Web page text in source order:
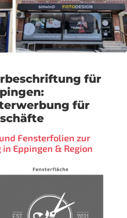
für
für
Fensterfolien zur
Eppingen & Region